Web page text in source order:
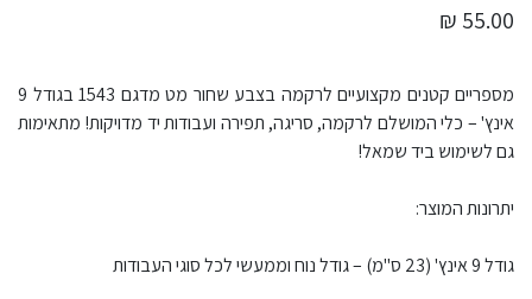
55.00 ₪
מספריים קטנים מקצועיים לרקמה בצבע שחור מט מדגם 1543 בגודל 9
אינץ' – כלי המושלם לרקמה, סריגה, תפירה ועבודות יד מדויקות! מתאימות
גם לשימוש ביד שמאל!
יתרונות המוצר:
גודל 9 אינץ' (23 ס"מ) – גודל נוח וממעשי לכל סוגי העבודות